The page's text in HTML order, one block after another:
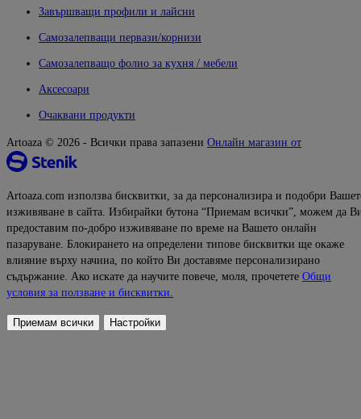
Завършващи профили и лайсни
Самозалепващи первази/корнизи
Самозалепващо фолио за кухня / мебели
Аксесоари
Очаквани продукти
Artoaza © 2026 - Всички права запазени Онлайн магазин от
Artoaza.com използва бисквитки, за да персонализира и подобри
изживяване в сайта. Избирайки бутона “Приемам всички”, можем да
предоставим по-добро изживяване по време на Вашето онлайн
пазаруване. Блокирането на определени типове бисквитки ще окаже
влияние върху начина, по който Ви доставяме персонализирано
съдържание. Ако искате да научите повече, моля, прочетете Общи
условия за ползване и бисквитки.
Приемам всички Настройки